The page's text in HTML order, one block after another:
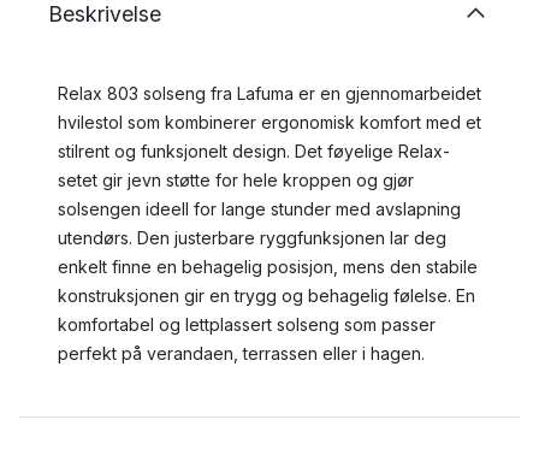
Beskrivelse
Relax 803 solseng fra Lafuma er en gjennomarbeidet
hvilestol som kombinerer ergonomisk komfort med et
stilrent og funksjonelt design. Det føyelige Relax-
setet gir jevn støtte for hele kroppen og gjør
solsengen ideell for lange stunder med avslapning
utendørs. Den justerbare ryggfunksjonen lar deg
enkelt finne en behagelig posisjon, mens den stabile
konstruksjonen gir en trygg og behagelig følelse. En
komfortabel og lettplassert solseng som passer
perfekt på verandaen, terrassen eller i hagen.